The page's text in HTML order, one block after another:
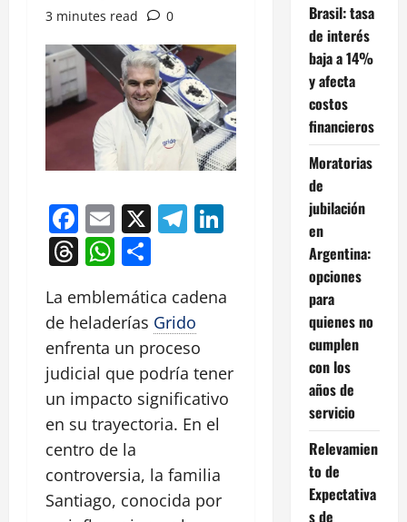
3 minutes read
0
Facebook
Email
X Telegram
LinkedIn
Threads
WhatsApp
La emblemática cadena
de heladerías Grido
enfrenta un proceso
judicial que podría tener
un impacto significativo
en su trayectoria. En el
centro de la
controversia, la familia
Santiago, conocida por
Brasil: tasa
de interés
baja a 14%
y afecta
costos
financieros
Moratorias
de
jubilación
en
Argentina:
opciones
para
quienes no
cumplen
con los
años de
servicio
Relevamien
to de
Expectativa
s de